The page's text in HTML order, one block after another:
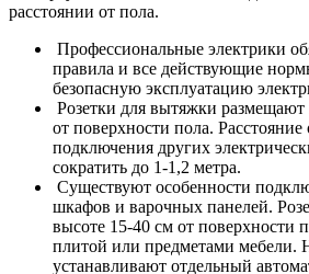
расстоянии от пола.
Профессиональные электрики
правила и все действующие
безопасную эксплуатацию
Розетки для вытяжки размещают
от поверхности пола. Расстояние
подключения других
сократить до 1-1,2 метра.
Существуют особенности
шкафов и варочных панелей.
высоте 15-40 см от поверхности
плитой или предметами мебели.
устанавливают отдельный